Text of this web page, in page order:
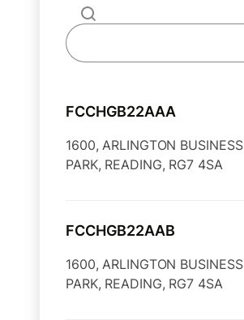
FCCHGB22AAA
1600, ARLINGTON BUSINESS
PARK, READING, RG7 4SA
FCCHGB22AAB
1600, ARLINGTON BUSINESS
PARK, READING, RG7 4SA